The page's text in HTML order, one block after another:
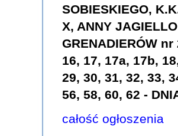
SOBIESKIEGO,
X, ANNY
GRENADIERÓW
16, 17, 17a, 17b,
29, 30, 31, 32, 33,
56, 58, 60, 62 -
całość ogłoszenia